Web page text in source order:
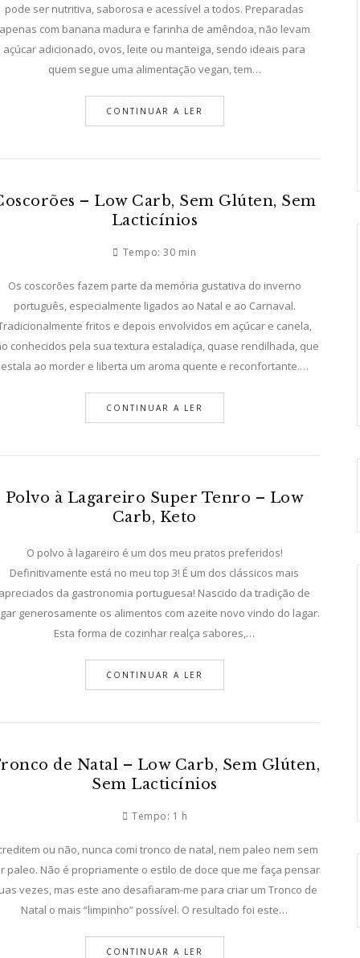
em 5 minutos – Low Carb, Sem
– Vegan, Low Carb, Sem Glúten,
– Low Carb, Sem Glúten, Sem
pode ser nutritiva, saborosa e acessível a todos. Preparadas
apenas com banana madura e farinha de amêndoa, não levam
açúcar adicionado, ovos, leite ou manteiga, sendo ideais para
quem segue uma alimentação vegan, tem…
CONTINUAR A LER
– Low Carb, Sem Glúten, Sem
Lacticínios
Tempo: 30 min
Os coscorões fazem parte da memória gustativa do inverno
português, especialmente ligados ao Natal e ao Carnaval.
fritos e depois envolvidos em açúcar e canela,
conhecidos pela sua textura estaladiça, quase rendilhada, que
estala ao morder e liberta um aroma quente e reconfortante.…
CONTINUAR A LER
Polvo à Lagareiro Super Tenro – Low
Carb, Keto
O polvo à lagareiro é um dos meu pratos preferidos!
Definitivamente está no meu top 3! É um dos clássicos mais
apreciados da gastronomia portuguesa! Nascido da tradição de
generosamente os alimentos com azeite novo vindo do lagar.
Esta forma de cozinhar realça sabores,…
CONTINUAR A LER
de Natal – Low Carb, Sem Glúten,
Sem Lacticínios
Tempo: 1 h
ou não, nunca comi tronco de natal, nem paleo nem sem
paleo. Não é propriamente o estilo de doce que me faça pensar
vezes, mas este ano desafiaram-me para criar um Tronco de
Natal o mais “limpinho” possível. O resultado foi este…
CONTINUAR A LER